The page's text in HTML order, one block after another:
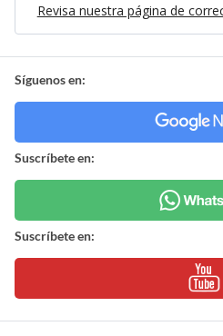
Revisa nuestra página de
Síguenos en:
Suscríbete en:
Suscríbete en: